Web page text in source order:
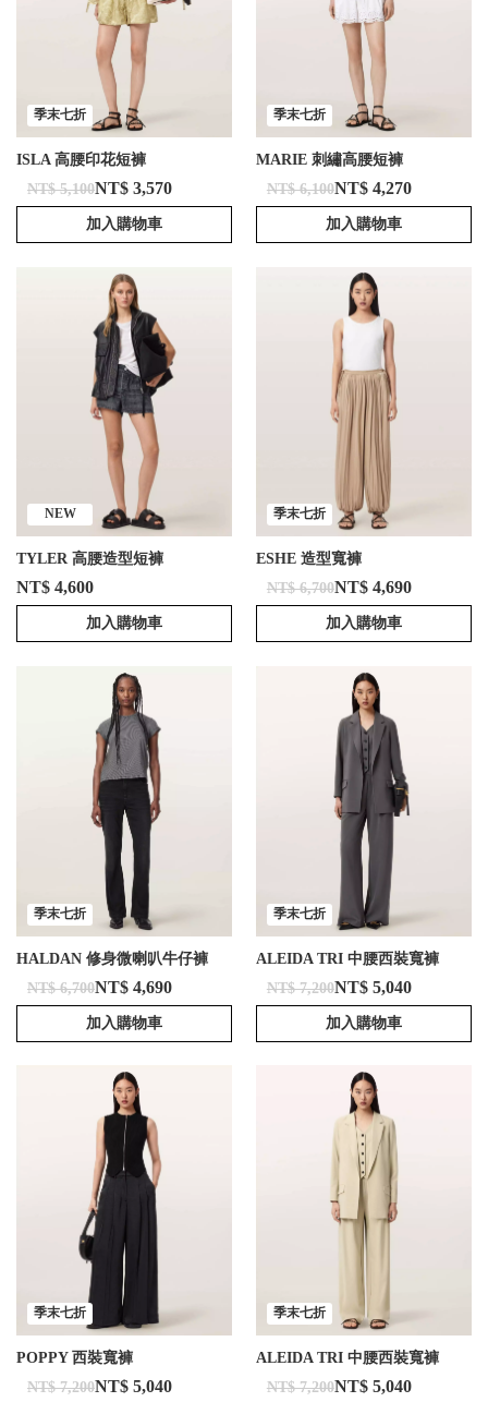
季末七折
ISLA 高腰印花短褲
NT$ 5,100NT$ 3,570
加入購物車
季末七折
MARIE 刺繡高腰短褲
NT$ 6,100NT$ 4,270
加入購物車
NEW
TYLER 高腰造型短褲
NT$ 4,600
加入購物車
季末七折
ESHE 造型寬褲
NT$ 6,700NT$ 4,690
加入購物車
季末七折
HALDAN 修身微喇叭牛仔褲
NT$ 6,700NT$ 4,690
加入購物車
季末七折
ALEIDA TRI 中腰西裝寬褲
NT$ 7,200NT$ 5,040
加入購物車
季末七折
POPPY 西裝寬褲
NT$ 7,200NT$ 5,040
季末七折
ALEIDA TRI 中腰西裝寬褲
NT$ 7,200NT$ 5,040